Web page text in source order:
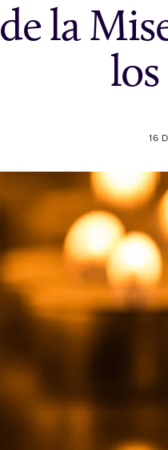
la
16